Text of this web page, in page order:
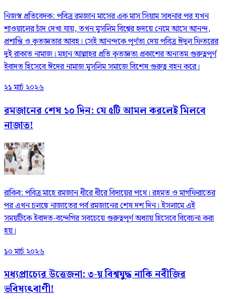
নিজস্ব প্রতিবেদক: পবিত্র রমজান মাসের এক মাস সিয়াম সাধনার পর যখন
শাওয়ালের চাঁদ দেখা যায়, তখন মুসলিম বিশ্বের হৃদয়ে নেমে আসে আনন্দ,
প্রশান্তি ও কৃতজ্ঞতার আবহ। সেই আনন্দকে পূর্ণতা দেয় পবিত্র ঈদুল ফিতরের
দুই রাকাত নামাজ। মহান আল্লাহর প্রতি কৃতজ্ঞতা প্রকাশের অন্যতম গুরুত্বপূর্ণ
ইবাদত হিসেবে ঈদের নামাজ মুসলিম সমাজে বিশেষ গুরুত্ব বহন করে।
২১ মার্চ ২০২৬
রমজানের শেষ ১০ দিন: যে ৫টি আমল করলেই মিলবে
নাজাত!
রাকিব: পবিত্র মাহে রমজান ধীরে ধীরে বিদায়ের পথে। রহমত ও মাগফিরাতের
পর এখন চলছে নাজাতের পর্ব রমজানের শেষ দশ দিন। ইসলামে এই
সময়টিকে ইবাদত-বন্দেগির সবচেয়ে গুরুত্বপূর্ণ অধ্যায় হিসেবে বিবেচনা করা
হয়।
১০ মার্চ ২০২৬
মধ্যপ্রাচ্যের উত্তেজনা: ৩-য় বিশ্বযুদ্ধ নাকি নবীজির
ভবিষ্যৎবাণী!